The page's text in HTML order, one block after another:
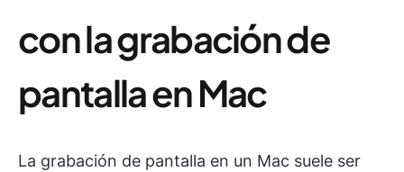
con la grabación de
pantalla en Mac
La grabación de pantalla en un Mac suele ser